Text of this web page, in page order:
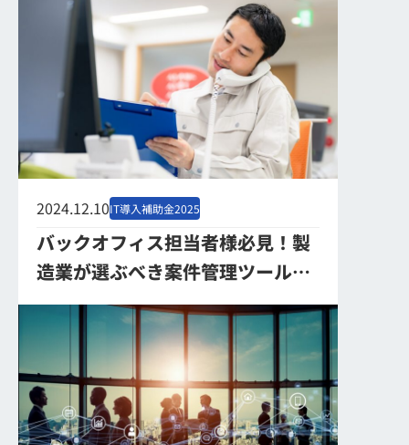
2024.12.10IT導入補助金2025
バックオフィス担当者様必見！製
造業が選ぶべき案件管理ツール3
選